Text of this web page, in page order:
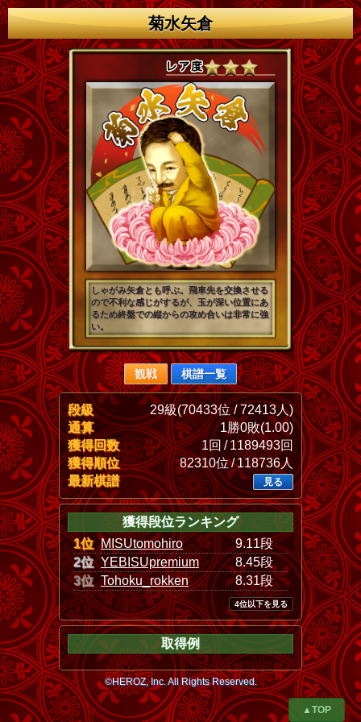
菊水矢倉
しゃがみ矢倉とも呼ぶ。飛車先を交換させる
ので不利な感じがするが、玉が深い位置にあ
るため終盤での縦からの攻め合いは非常に強
い。
観戦 棋譜一覧
段級
29級(70433位 / 72413人)
通算
1勝0敗(1.00)
獲得回数
1回 / 1189493回
獲得順位
82310位 / 118736人
最新棋譜
見る
獲得段位ランキング
1位 MISUtomohiro
9.11段
2位 YEBISUpremium
8.45段
3位 Tohoku_rokken 8.31段
4位以下を見る
取得例
©HEROZ, Inc. All Rights Reserved.
▲TOP